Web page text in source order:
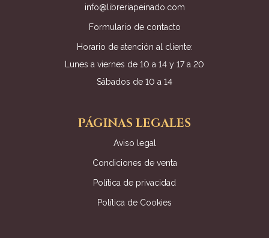
info@libreriapeinado.com
Formulario de contacto
Horario de atención al cliente:
Lunes a viernes de 10 a 14 y 17 a 20
Sábados de 10 a 14
PÁGINAS LEGALES
Aviso legal
Condiciones de venta
Política de privacidad
Política de Cookies